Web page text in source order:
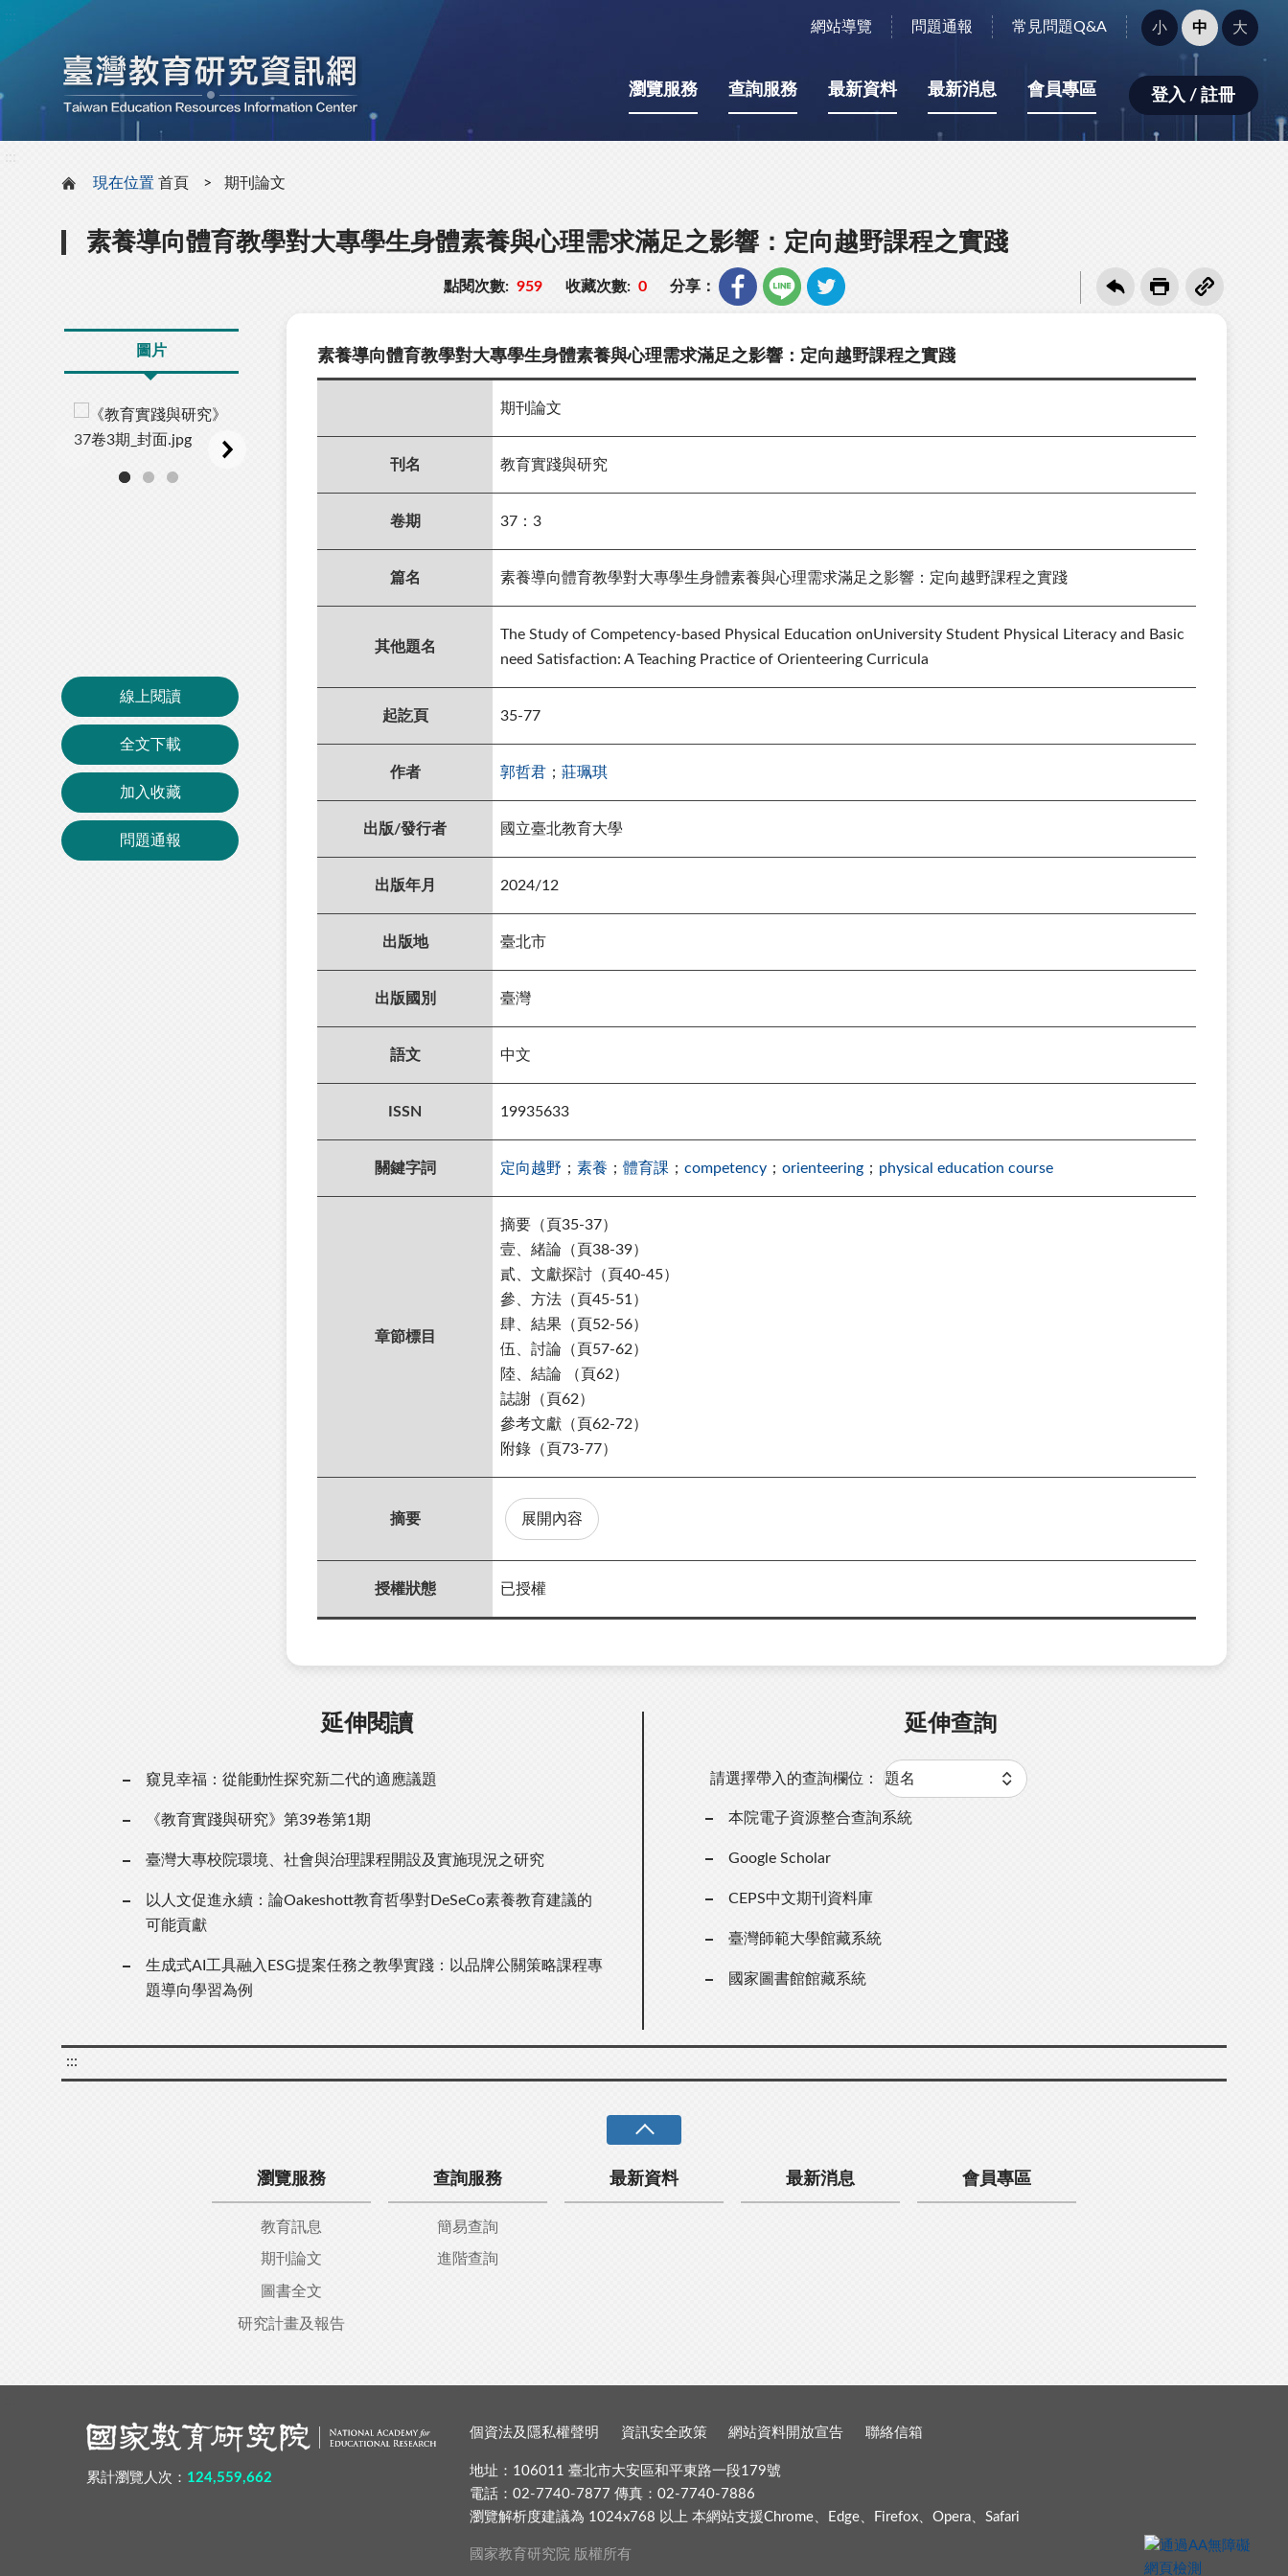
網站導覽 問題通報 常見問題Q&A
字
型
小：
小 中 大
瀏覽服務 查詢服務 最新資料 最新消息 會員專區 登入 / 註冊
現在位置 首頁 期刊論文
素養導向體育教學對大專學生身體素養與心理需求滿足之影響：定向越野課程之實踐
點閱次數: 959 收藏次數: 0 分享：
圖片
線上閱讀
全文下載
加入收藏
問題通報
素養導向體育教學對大專學生身體素養與心理需求滿足之影響：定向越野課程之實踐
期刊論文
刊名 教育實踐與研究
卷期 37：3
篇名 素養導向體育教學對大專學生身體素養與心理需求滿足之影響：定向越野課程之實踐
其他題名
The Study of Competency-based Physical Education onUniversity Student Physical Literacy and Basic
need Satisfaction: A Teaching Practice of Orienteering Curricula
起訖頁 35-77
作者 郭哲君 ； 莊珮琪
出版/發行者 國立臺北教育大學
出版年月 2024/12
出版地 臺北市
出版國別 臺灣
語文 中文
ISSN 19935633
關鍵字詞 定向越野 ； 素養 ； 體育課 ； competency ； orienteering ； physical education course
章節標目
摘要（頁35-37）
壹、緒論（頁38-39）
貳、文獻探討（頁40-45）
參、方法（頁45-51）
肆、結果（頁52-56）
伍、討論（頁57-62）
陸、結論 （頁62）
誌謝（頁62）
參考文獻（頁62-72）
附錄（頁73-77）
摘要 展開內容
授權狀態 已授權
延伸閱讀
窺見幸福：從能動性探究新二代的適應議題
《教育實踐與研究》第39卷第1期
臺灣大專校院環境、社會與治理課程開設及實施現況之研究
以人文促進永續：論Oakeshott教育哲學對DeSeCo素養教育建議的
可能貢獻
生成式AI工具融入ESG提案任務之教學實踐：以品牌公關策略課程專
題導向學習為例
延伸查詢
請選擇帶入的查詢欄位：
本院電子資源整合查詢系統
Google Scholar
CEPS中文期刊資料庫
臺灣師範大學館藏系統
國家圖書館館藏系統
:::
瀏覽服務
教育訊息
期刊論文
圖書全文
研究計畫及報告
查詢服務
簡易查詢
進階查詢
最新資料 最新消息 會員專區
累計瀏覽人次： 124,559,662
個資法及隱私權聲明 資訊安全政策 網站資料開放宣告 聯絡信箱
地址：106011 臺北市大安區和平東路一段179號
電話：02-7740-7877 傳真：02-7740-7886
瀏覽解析度建議為 1024x768 以上 本網站支援Chrome、Edge、Firefox、Opera、Safari
國家教育研究院 版權所有